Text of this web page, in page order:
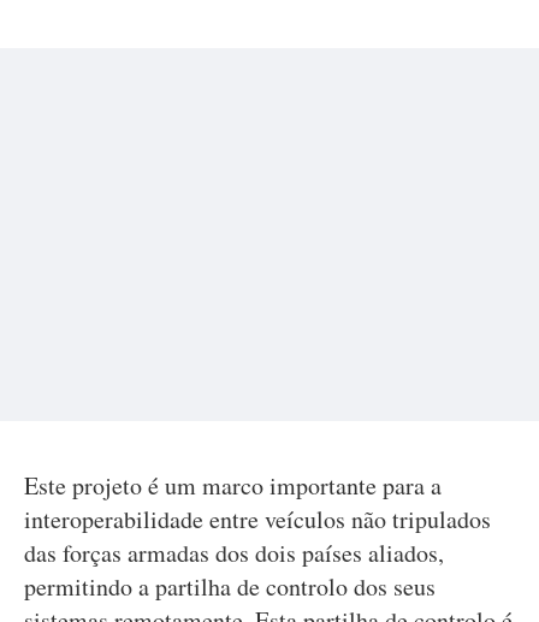
Este projeto é um marco importante para a
interoperabilidade entre veículos não tripulados
das forças armadas dos dois países aliados,
permitindo a partilha de controlo dos seus